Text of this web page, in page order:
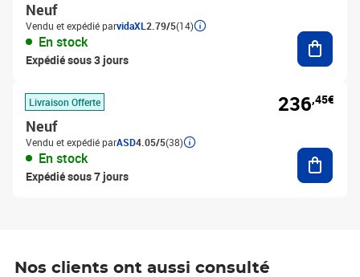
Neuf
Vendu et expédié parvidaXL 2.79/5(14)
En stock
Expédié sous 3 jours
Livraison Offerte
Neuf
Vendu et expédié parASD4.05/5(38)
En stock
Expédié sous 7 jours
236,45€
Nos clients ont aussi consulté